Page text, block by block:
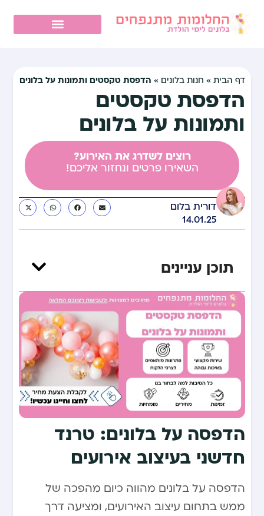
דף הבית » חנות בלונים » הדפסת טקסטים ותמונות על בלונים
הדפסת טקסטים
ותמונות על בלונים
רוצים לשדרג את האירוע?
השאירו פרטים ונחזור אליכם!
דורית בלום
14.01.25
תוכן עניינים
הדפסה על בלונים: טרנד
חדשני בעיצוב אירועים
הדפסה על בלונים מהווה כיום מהפכה של
ממש בתחום עיצוב האירועים, ומציעה דרך